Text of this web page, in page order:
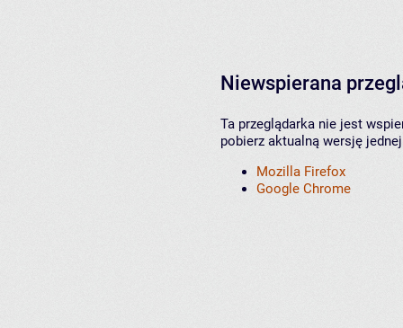
Niewspierana
Ta przeglądarka nie jest
pobierz aktualną wersję
Mozilla Firefox
Google Chrome